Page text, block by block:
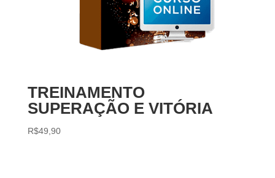
TREINAMENTO
SUPERAÇÃO E VITÓRIA
R$49,90